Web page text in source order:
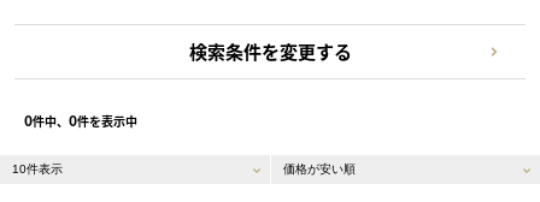
検索条件を変更する
0件中、 0件を表示中